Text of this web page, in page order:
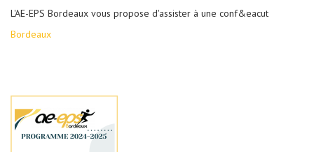
L'AE-EPS Bordeaux vous propose d'assister à une conf&eacut
Bordeaux